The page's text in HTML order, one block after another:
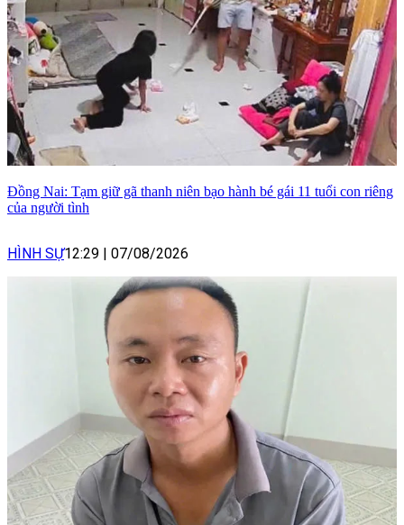
Đồng Nai: Tạm giữ gã thanh niên bạo hành bé gái 11 tuổi con riêng
của người tình
HÌNH SỰ12:29 | 07/08/2026